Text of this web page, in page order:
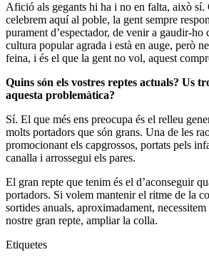
Afició als gegants hi ha i no en falta, això sí.
celebrem aquí al poble, la gent sempre
purament d’espectador, de venir a gaudir-ho
cultura popular agrada i està en auge, però
feina, i és el que la gent no vol, aquest
Quins són els vostres reptes actuals? Us
aquesta problemàtica?
Sí. El que més ens preocupa és el relleu
molts portadors que són grans. Una de les
promocionant els capgrossos, portats pels
canalla i arrossegui els pares.
El gran repte que tenim és el d’aconseguir
portadors. Si volem mantenir el ritme de la
sortides anuals, aproximadament,
nostre gran repte, ampliar la colla.
Etiquetes